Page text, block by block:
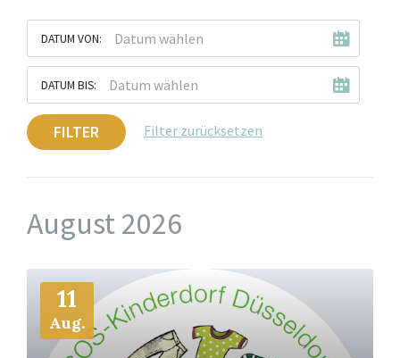
DATUM VON:
DATUM BIS:
FILTER Filter zurücksetzen
August 2026
11
Aug.
Mehr